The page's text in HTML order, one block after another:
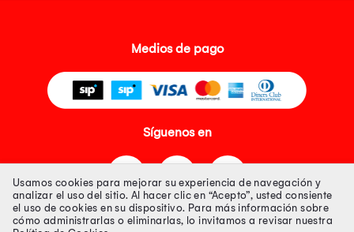
Medios de pago
Síguenos en
Usamos cookies para mejorar su experiencia de navegación y
analizar el uso del sitio. Al hacer clic en “Acepto”, usted consiente
el uso de cookies en su dispositivo. Para más información sobre
cómo administrarlas o eliminarlas, lo invitamos a revisar nuestra